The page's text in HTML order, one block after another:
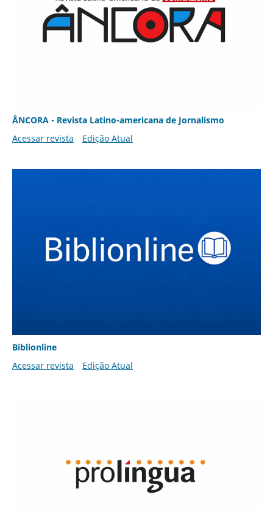
ÂNCORA - Revista Latino-americana de Jornalismo
Acessar revista
Edição Atual
Biblionline
Acessar revista
Edição Atual